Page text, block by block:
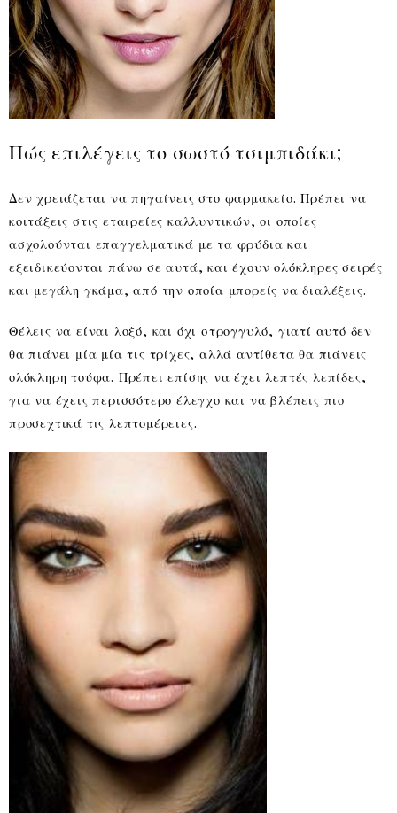
Πώς επιλέγεις το σωστό τσιμπιδάκι;
Δεν χρειάζεται να πηγαίνεις στο φαρμακείο. Πρέπει να
κοιτάξεις στις εταιρείες καλλυντικών, οι οποίες
ασχολούνται επαγγελματικά με τα φρύδια και
εξειδικεύονται πάνω σε αυτά, και έχουν ολόκληρες σειρές
και μεγάλη γκάμα, από την οποία μπορείς να διαλέξεις.
Θέλεις να είναι λοξό, και όχι στρογγυλό, γιατί αυτό δεν
θα πιάνει μία μία τις τρίχες, αλλά αντίθετα θα πιάνεις
ολόκληρη τούφα. Πρέπει επίσης να έχει λεπτές λεπίδες,
για να έχεις περισσότερο έλεγχο και να βλέπεις πιο
προσεχτικά τις λεπτομέρειες.